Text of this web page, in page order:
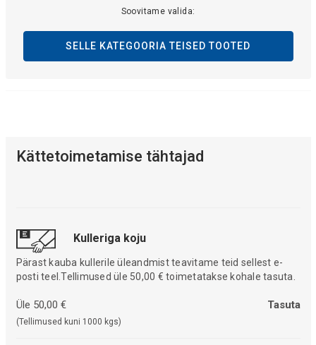
Soovitame valida:
SELLE KATEGOORIA TEISED TOOTED
Kättetoimetamise tähtajad
Kulleriga koju
Pärast kauba kullerile üleandmist teavitame teid sellest e-
posti teel.Tellimused üle 50,00 € toimetatakse kohale tasuta.
Üle 50,00 €
(Tellimused kuni 1000 kgs)
Tasuta